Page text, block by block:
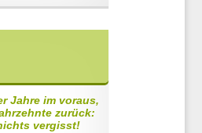
Jahre im voraus,
zurück:
vergisst!